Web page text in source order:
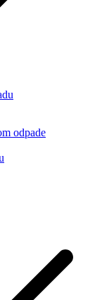
odpade